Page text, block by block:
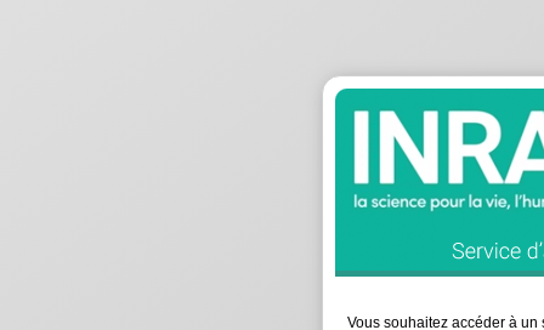
Vous souhaitez accéder à